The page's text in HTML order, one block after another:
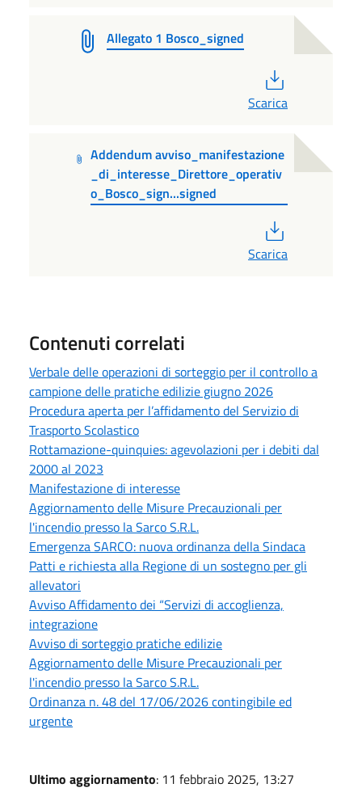
Allegato 1 Bosco_signed
Scarica
Addendum avviso_manifestazione
_di_interesse_Direttore_operativ
o_Bosco_sign...signed
Scarica
Contenuti correlati
Verbale delle operazioni di sorteggio per il controllo a
campione delle pratiche edilizie giugno 2026
Procedura aperta per l’affidamento del Servizio di
Trasporto Scolastico
Rottamazione-quinquies: agevolazioni per i debiti dal
2000 al 2023
Manifestazione di interesse
Aggiornamento delle Misure Precauzionali per
l'incendio presso la Sarco S.R.L.
Emergenza SARCO: nuova ordinanza della Sindaca
Patti e richiesta alla Regione di un sostegno per gli
allevatori
Avviso Affidamento dei “Servizi di accoglienza,
integrazione
Avviso di sorteggio pratiche edilizie
Aggiornamento delle Misure Precauzionali per
l'incendio presso la Sarco S.R.L.
Ordinanza n. 48 del 17/06/2026 contingibile ed
urgente
Ultimo aggiornamento: 11 febbraio 2025, 13:27